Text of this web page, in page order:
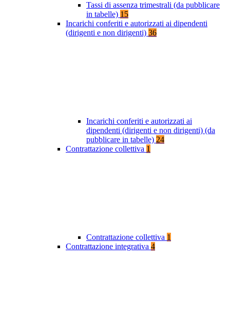
Tassi di assenza trimestrali (da pubblicare
in tabelle) 15
Incarichi conferiti e autorizzati ai dipendenti
(dirigenti e non dirigenti) 36
Incarichi conferiti e autorizzati ai
dipendenti (dirigenti e non dirigenti) (da
pubblicare in tabelle) 24
Contrattazione collettiva 1
Contrattazione collettiva 1
Contrattazione integrativa 4